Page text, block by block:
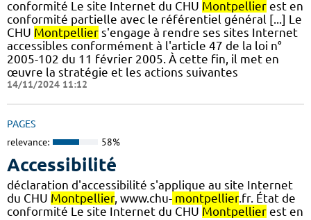
conformité Le site Internet du CHU Montpellier est en
conformité partielle avec le référentiel général [...] Le
CHU Montpellier s'engage à rendre ses sites Internet
accessibles conformément à l'article 47 de la loi n°
2005-102 du 11 février 2005. À cette fin, il met en
œuvre la stratégie et les actions suivantes
14/11/2024 11:12
PAGES
relevance: 58%
Accessibilité
déclaration d'accessibilité s'applique au site Internet
du CHU Montpellier, www.chu- montpellier.fr. État de
conformité Le site Internet du CHU Montpellier est en